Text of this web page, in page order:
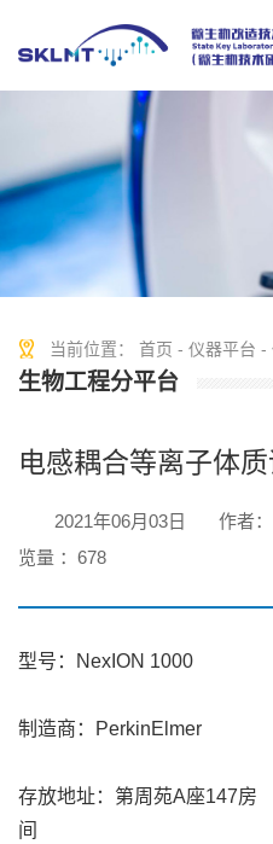
当前位置： 首页 - 仪器平台 -
生物工程分平台
电感耦合等离子体
2021年06月03日 作者：
览量 ： 678
型号：NexION 1000
制造商：PerkinElmer
存放地址：第周苑A座147房
间